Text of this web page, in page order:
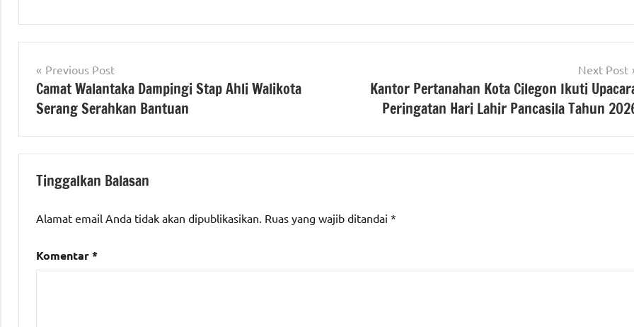
#KementerianATRBPN
#MelayaniProfesionalTerpercaya
#MajuDanModern
#Kementerian
ATR/BPN
#Kementerian
Navigasi
pos
Previous Post
Camat Walantaka Dampingi Stap Ahli Walikota
Serang Serahkan Bantuan
Next Post
Kantor Pertanahan Kota Cilegon Ikuti
Peringatan Hari Lahir Pancasila Tahun
Tinggalkan Balasan
Alamat email Anda tidak akan dipublikasikan. Ruas yang wajib ditandai *
Komentar*